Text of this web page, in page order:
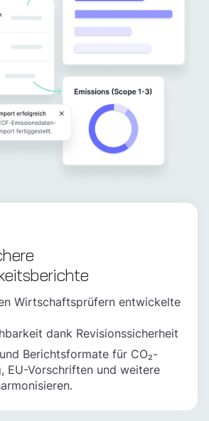
Wirtschaftsprüfern entwickelte
dank Revisionssicherheit
Berichtsformate für CO₂-
EU-Vorschriften und weitere